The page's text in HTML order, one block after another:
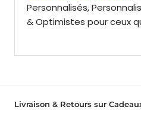
Personnalisés,
& Optimistes pour ceux
Livraison & Retours sur